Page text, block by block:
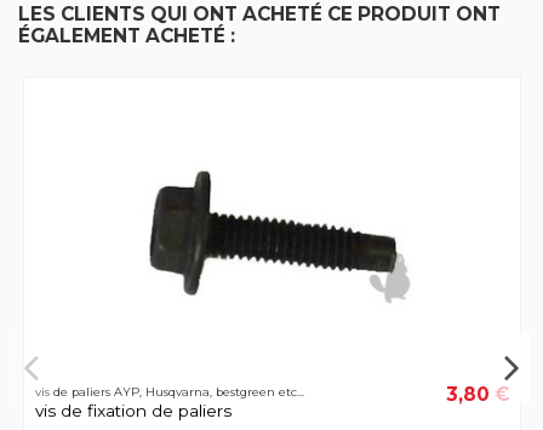
LES CLIENTS QUI ONT ACHETÉ CE PRODUIT ONT
ÉGALEMENT ACHETÉ :
vis de paliers AYP, Husqvarna, bestgreen etc...
vis de fixation de paliers
3,80 €